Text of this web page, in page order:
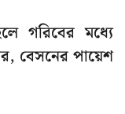
গরিবের মধ্যে
বেসনের পায়েশ